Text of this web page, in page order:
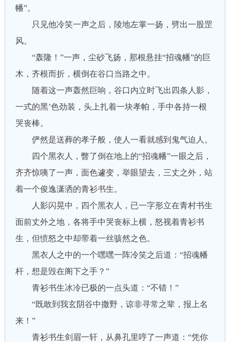
幡”。
只见他冷笑一声之后，陵地左掌一扬，劈出一股罡
风。
“轰隆！”一声，尘砂飞扬，那根悬挂“招魂幡”的巨
木，齐根而折，横倒在谷口当路之中。
随着这一声轰然巨响，谷口内立时飞出四条人影，
一式的黑’色劲装，头上扎着一块孝帕，手中各持一根
哭丧棒。
俨然是送葬的孝子般，使人一看就感到鬼气迫人。
四个黑衣人，瞥了倒在地上的“招魂幡”一眼之后，
齐齐惊咦了一声，面色遽变，举眼望去，三丈之外，站
着一个俊逸潇洒的青衫书生。
人影闪晃中，四个黑衣人，已一字形立在青村书生
面前丈外之地，各将手中哭丧标上横，怒视着青衫书
生，但愤怒之中却带着一丝骇然之色。
黑衣人之中的一个嘿嘿一阵冷笑之后道：“招魂幡
杆，想是毁在阁下之手？”
青衫书生冰冷已极的一点头道：“不错！”
“既敢到我玄阴谷中撒野，谅非寻常之辈，报上名
来！”
青衫书生剑眉一轩，从鼻孔里哼了一声道：“凭你